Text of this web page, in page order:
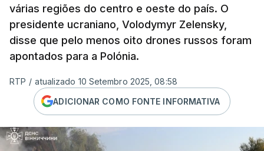
várias regiões do centro e oeste do país. O
presidente ucraniano, Volodymyr Zelensky,
disse que pelo menos oito drones russos foram
apontados para a Polónia.
RTP / atualizado 10 Setembro 2025, 08:58
ADICIONAR COMO FONTE INFORMATIVA